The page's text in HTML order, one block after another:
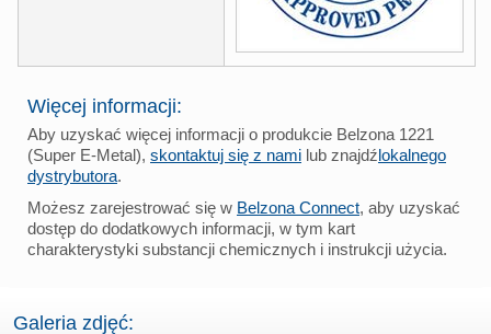
Więcej informacji:
Aby uzyskać więcej informacji o produkcie Belzona 1221
(Super E-Metal), skontaktuj się z nami lub znajdźlokalnego
dystrybutora.
Możesz zarejestrować się w Belzona Connect, aby uzyskać
dostęp do dodatkowych informacji, w tym kart
charakterystyki substancji chemicznych i instrukcji użycia.
Galeria zdjęć: